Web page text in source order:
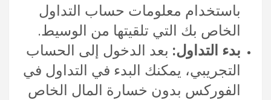
باستخدام معلومات حساب التداول
الخاص بك التي تلقيتها من الوسيط.
بدء التداول: بعد الدخول إلى الحساب
التجريبي، يمكنك البدء في التداول في
الفوركس بدون خسارة المال الخاص